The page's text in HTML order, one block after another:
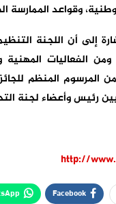
وقواعد
إلى أن اللجنة
الفعاليات المهنية
المرسوم المنظم
رئيس وأعضاء لجنة
http://
Facebook